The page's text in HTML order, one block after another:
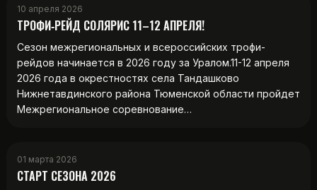
10 апреля 2026
ТРОФИ‑РЕЙД СОЛЯРИС 11–12 АПРЕЛЯ!
Сезон межрегиональных и всероссийских трофи-
рейдов начинается в 2026 году за Уралом.11-12 апреля
2026 года в окрестностях села Тандашково
Нижнетавдинского района Тюменской области пройдет
Межрегиональное соревнование…
01 марта 2026
СТАРТ СЕЗОНА 2026